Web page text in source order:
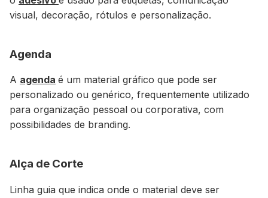
visual, decoração, rótulos e personalização.
Agenda
A agenda é um material gráfico que pode ser
personalizado ou genérico, frequentemente utilizado
para organização pessoal ou corporativa, com
possibilidades de branding.
Alça de Corte
Linha guia que indica onde o material deve ser